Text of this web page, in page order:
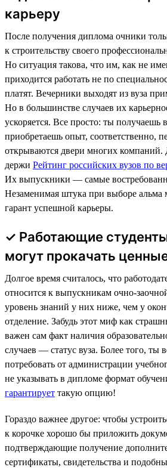
карьеру
После получения диплома очники
к строительству своего
Но ситуация такова, что им, как не
приходится работать не по
платят. Вечерники выходят из вуза
Но в большинстве случаев их
ускоряется. Все просто: ты получаешь
приобретаешь опыт, соответственно,
открываются двери многих компаний.
держи Рейтинг российских вузов по
Их выпускники — самые
Незаменимая штука при выборе альма
гарант успешной карьеры.
✓ Работающие
могут прокачать
Долгое время считалось, что
относится к выпускникам очно-
уровень знаний у них ниже, чем у
отделение. Забудь этот миф как
важен сам факт наличия
случаев — статус вуза. Более того,
потребовать от администрации
не указывать в дипломе формат
гарантирует такую опцию!
Гораздо важнее другое: чтобы
к корочке хорошо бы приложить
подтверждающие получение
сертификаты, свидетельства и